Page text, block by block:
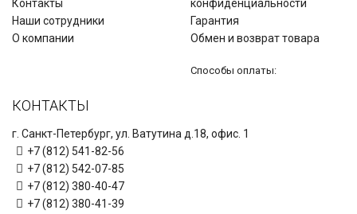
Контакты
Наши сотрудники
О компании
конфиденциальности
Гарантия
Обмен и возврат товара
Способы оплаты:
КОНТАКТЫ
г. Санкт-Петербург, ул. Ватутина д.18, офис. 1
+7 (812) 541-82-56
+7 (812) 542-07-85
+7 (812) 380-40-47
+7 (812) 380-41-39